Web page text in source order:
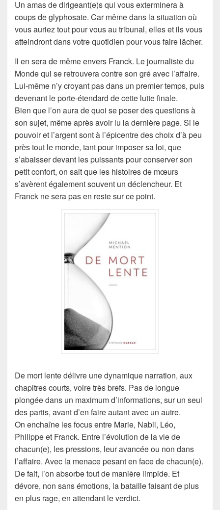
Un amas de dirigeant(e)s qui vous exterminera à
coups de glyphosate. Car même dans la situation où
vous auriez tout pour vous au tribunal, elles et ils vous
atteindront dans votre quotidien pour vous faire lâcher.
Il en sera de même envers Franck. Le journaliste du
Monde qui se retrouvera contre son gré avec l’affaire.
Lui-même n’y croyant pas dans un premier temps, puis
devenant le porte-étendard de cette lutte finale.
Bien que l’on aura de quoi se poser des questions à
son sujet, même après avoir lu la dernière page. Si le
pouvoir et l’argent sont à l’épicentre des choix d’à peu
près tout le monde, tant pour imposer sa loi, que
s’abaisser devant les puissants pour conserver son
petit confort, on sait que les histoires de mœurs
s’avèrent également souvent un déclencheur. Et
Franck ne sera pas en reste sur ce point.
De mort lente délivre une dynamique narration, aux
chapitres courts, voire très brefs. Pas de longue
plongée dans un maximum d’informations, sur un seul
des partis, avant d’en faire autant avec un autre.
On enchaîne les focus entre Marie, Nabil, Léo,
Philippe et Franck. Entre l’évolution de la vie de
chacun(e), les pressions, leur avancée ou non dans
l’affaire. Avec la menace pesant en face de chacun(e).
De fait, l’on absorbe tout de manière limpide. Et
dévore, non sans émotions, la bataille faisant de plus
en plus rage, en attendant le verdict.